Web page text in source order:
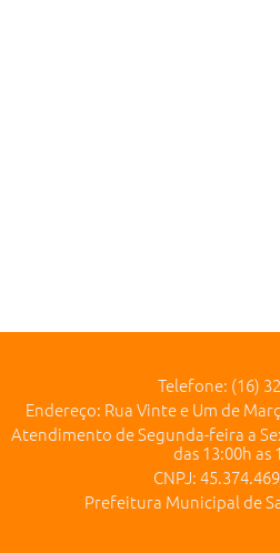
Telefone: (16)
Endereço: Rua Vinte e Um de
Atendimento de Segunda-feira a
das 13:00h as
CNPJ:
Prefeitura Municipal de